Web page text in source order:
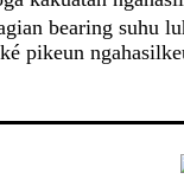
bearing
pikeun